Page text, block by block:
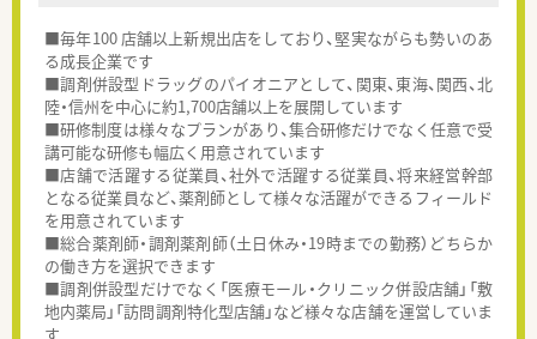
■毎年100 店舗以上新規出店をしており、堅実ながらも勢いのあ
る成長企業です
■調剤併設型ドラッグのパイオニアとして、関東、東海、関西、北
陸・信州を中心に約1,700店舗以上を展開しています
■研修制度は様々なプランがあり、集合研修だけでなく任意で受
講可能な研修も幅広く用意されています
■店舗で活躍する従業員、社外で活躍する従業員、将来経営幹部
となる従業員など、薬剤師として様々な活躍ができるフィールド
を用意されています
■総合薬剤師・調剤薬剤師（土日休み・19時までの勤務）どちらか
の働き方を選択できます
■調剤併設型だけでなく「医療モール・クリニック併設店舗」「敷
地内薬局」「訪問調剤特化型店舗」など様々な店舗を運営していま
す